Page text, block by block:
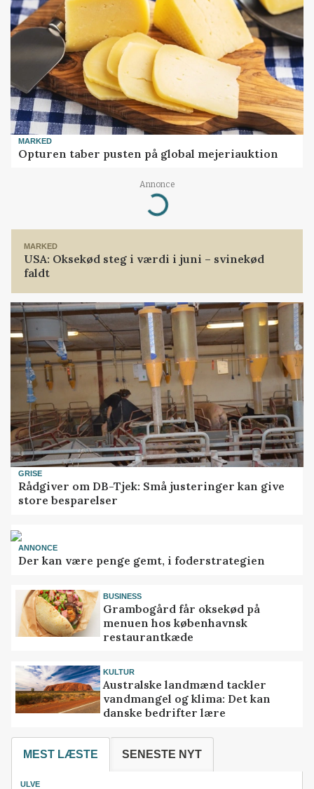
MARKED
Opturen taber pusten på global mejeriauktion
Annonce
Loading...
MARKED
USA: Oksekød steg i værdi i juni – svinekød
faldt
GRISE
Rådgiver om DB-Tjek: Små justeringer kan give
store besparelser
ANNONCE
Der kan være penge gemt, i foderstrategien
BUSINESS
Grambogård får oksekød på
menuen hos københavnsk
restaurantkæde
KULTUR
Australske landmænd tackler
vandmangel og klima: Det kan
danske bedrifter lære
MEST LÆSTE SENESTE NYT
ULVE